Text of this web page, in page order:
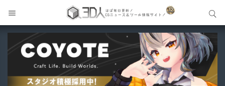
サイト内検索